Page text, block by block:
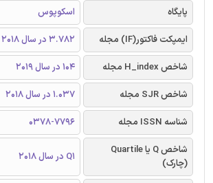
پایگاه
اسکوپوس
ایمپکت فاکتور(IF) مجله
3.782 در سال 2018
شاخص H_index مجله
104 در سال 2019
شاخص SJR مجله
1.037 در سال 2018
شناسه ISSN مجله
0378-7796
شاخص Q یا Quartile
(چارک)
Q1 در سال 2018